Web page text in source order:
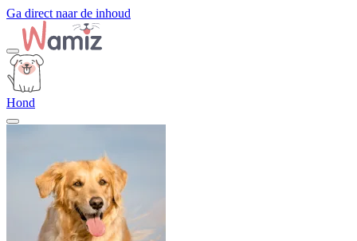
Ga direct naar de inhoud
Hond